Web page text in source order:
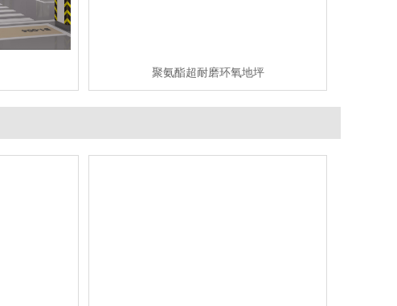
聚氨酯超耐磨环氧地坪
郑州市政委停车场防滑坡道
问
市场中地坪漆的类型丰富多样、功能各异，但
问 如何延长环氧地坪漆的使用寿命？